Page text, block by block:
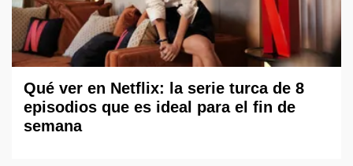
Qué ver en Netflix: la serie turca de 8
episodios que es ideal para el fin de
semana